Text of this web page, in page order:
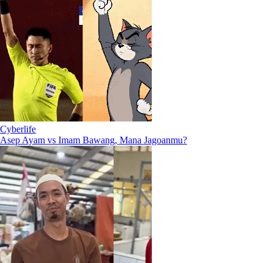
Cyberlife
Asep Ayam vs Imam Bawang, Mana Jagoanmu?